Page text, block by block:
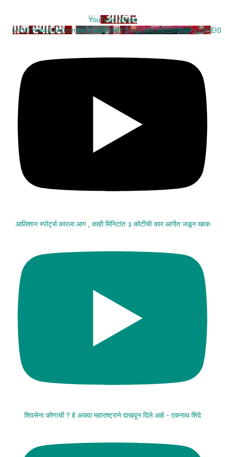
YouTube Video
VVV0Ykk4d3A0cm94U1VaQUNfY2xrQ1hRLmh5N0hsRVJNREI0
आलिशान स्पोर्ट्स कारला आग , काही मिनिटांत ३ कोटींची कार आगीत जळून खाक
शिवसेना कोणाची ? हे अख्या महाराष्ट्राने दाखवून दिले आहे - एकनाथ शिंदे